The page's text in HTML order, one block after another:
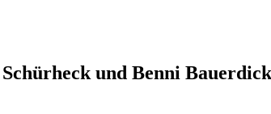
und Benni Bauerdick